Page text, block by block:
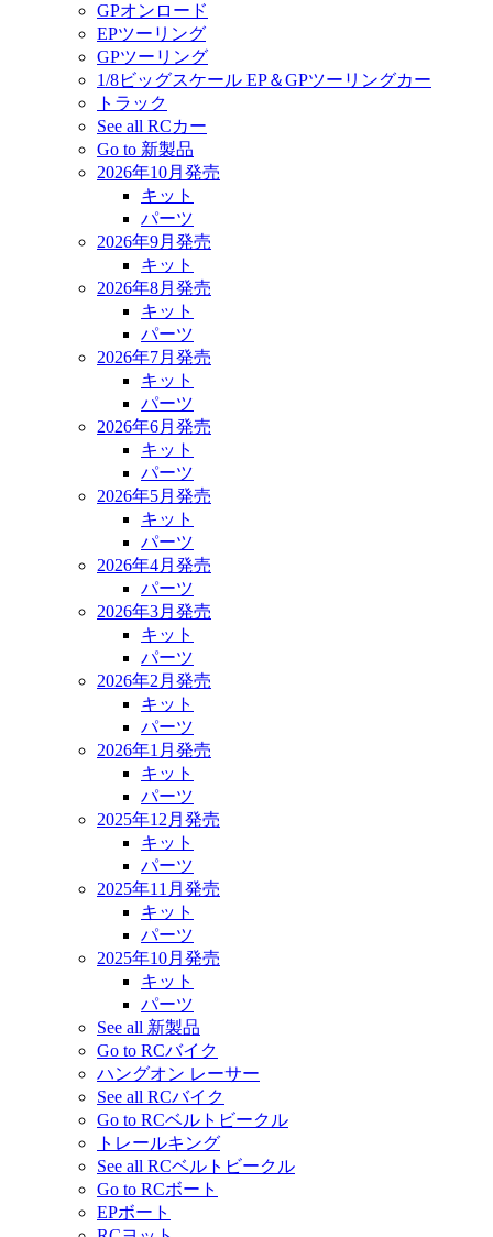
GPオンロード
EPツーリング
GPツーリング
1/8ビッグスケール EP＆GPツーリングカー
トラック
See all RCカー
Go to 新製品
2026年10月発売
キット
パーツ
2026年9月発売
キット
2026年8月発売
キット
パーツ
2026年7月発売
キット
パーツ
2026年6月発売
キット
パーツ
2026年5月発売
キット
パーツ
2026年4月発売
パーツ
2026年3月発売
キット
パーツ
2026年2月発売
キット
パーツ
2026年1月発売
キット
パーツ
2025年12月発売
キット
パーツ
2025年11月発売
キット
パーツ
2025年10月発売
キット
パーツ
See all 新製品
Go to RCバイク
ハングオン レーサー
See all RCバイク
Go to RCベルトビークル
トレールキング
See all RCベルトビークル
Go to RCボート
EPボート